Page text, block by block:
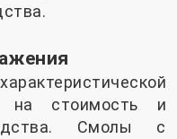
на стоимость и
Смолы с